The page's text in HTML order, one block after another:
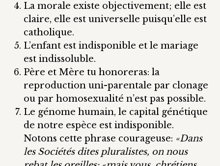
La morale existe objectivement; elle est
claire, elle est universelle puisqu’elle est
catholique.
L’enfant est indisponible et le mariage
est indissoluble.
Père et Mère tu honoreras: la
reproduction uni-parentale par clonage
ou par homosexualité n’est pas possible.
Le génome humain, le capital génétique
de notre espèce est indisponible.
Notons cette phrase courageuse: «Dans
les Sociétés dites pluralistes, on nous